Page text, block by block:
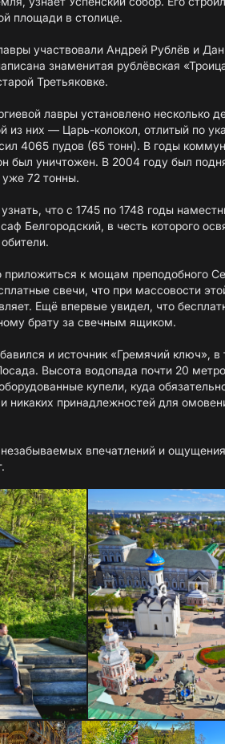
площади в столице.
участвовали Андрей Рублёв и
знаменитая рублёвская
Третьяковке.
лавры установлено несколько
из них — Царь-колокол, отлитый по
4065 пудов (65 тонн). В годы
был уничтожен. В 2004 году был
72 тонны.
что с 1745 по 1748 годы
Белгородский, в честь которого
к мощам преподобного
свечи, что при массовости
Ещё впервые увидел, что
брату за свечным ящиком.
и источник «Гремячий ключ», в
Высота водопада почти 20
купели, куда
никаких принадлежностей для
впечатлений и